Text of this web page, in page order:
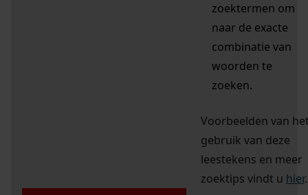
zoektermen om
naar de exacte
combinatie van
woorden te
zoeken.
Voorbeelden van
gebruik van deze
leestekens en meer
zoektips vindt u hier.